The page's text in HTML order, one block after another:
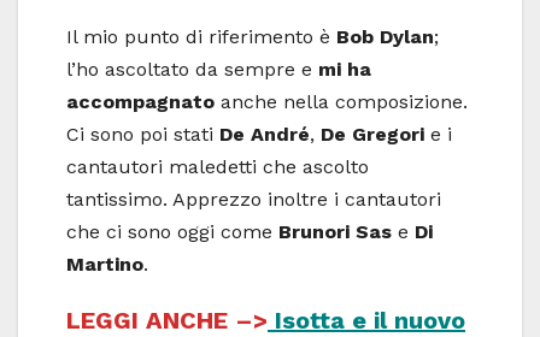
Il mio punto di riferimento è Bob Dylan;
l’ho ascoltato da sempre e mi ha
accompagnato anche nella composizione.
Ci sono poi stati De André, De Gregori e i
cantautori maledetti che ascolto
tantissimo. Apprezzo inoltre i cantautori
che ci sono oggi come Brunori Sas e Di
Martino.
LEGGI ANCHE –> Isotta e il nuovo